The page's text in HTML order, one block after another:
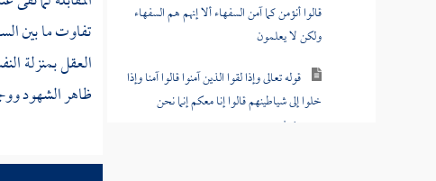
قالوا أنؤمن كما آمن السفهاء ألا إنهم هم السفهاء
ولكن لا يعلمون
قوله تعالى وإذا لقوا الذين آمنوا قالوا آمنا وإذا
خلوا إلى شياطينهم قالوا إنا معكم إنما نحن
مستهزئون
تفاوت ما بين
العقل بمنزلة
ظاهر الشهود